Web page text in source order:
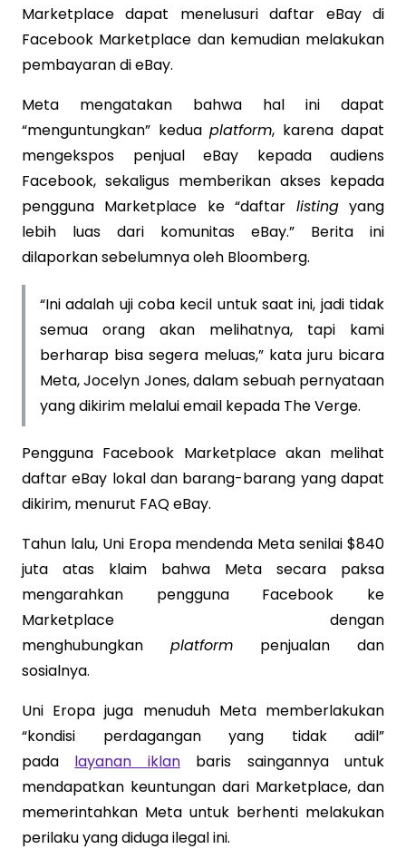
Marketplace dapat menelusuri daftar eBay di
Facebook Marketplace dan kemudian melakukan
pembayaran di eBay.
Meta mengatakan bahwa hal ini dapat
“menguntungkan” kedua platform, karena dapat
mengekspos penjual eBay kepada audiens
Facebook, sekaligus memberikan akses kepada
pengguna Marketplace ke “daftar listingyang
lebih luas dari komunitas eBay.” Berita ini
dilaporkan sebelumnya oleh Bloomberg.
“Ini adalah uji coba kecil untuk saat ini, jadi tidak
semua orang akan melihatnya, tapi kami
berharap bisa segera meluas,” kata juru bicara
Meta, Jocelyn Jones, dalam sebuah pernyataan
yang dikirim melalui email kepada The Verge.
Pengguna Facebook Marketplace akan melihat
daftar eBay lokal dan barang-barang yang dapat
dikirim, menurut FAQ eBay.
Tahun lalu, Uni Eropa mendenda Meta senilai $840
juta atas klaim bahwa Meta secara paksa
mengarahkan pengguna Facebook ke
Marketplace dengan
menghubungkan platform penjualan dan
sosialnya.
Uni Eropa juga menuduh Meta memberlakukan
“kondisi perdagangan yang tidak adil”
pada layanan iklanbaris saingannya untuk
mendapatkan keuntungan dari Marketplace, dan
memerintahkan Meta untuk berhenti melakukan
perilaku yang diduga ilegal ini.